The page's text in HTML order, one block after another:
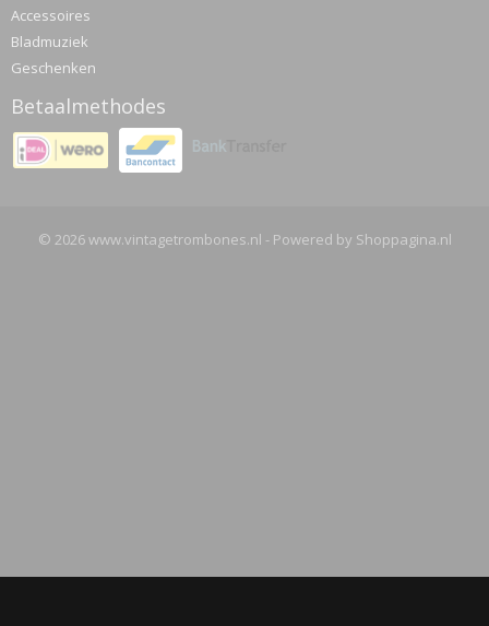
Accessoires
Bladmuziek
Geschenken
Betaalmethodes
© 2026 www.vintagetrombones.nl - Powered by Shoppagina.nl